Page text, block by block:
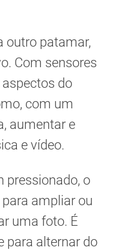
outro patamar,
Com sensores
do
com um
aumentar e
e vídeo.
pressionado, o
ampliar ou
uma foto. É
para alternar do